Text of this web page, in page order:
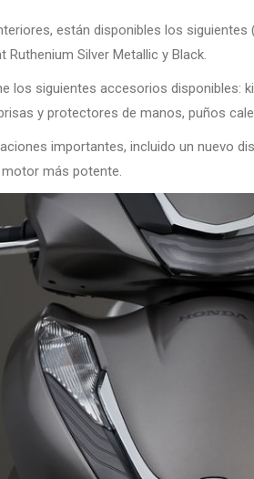
están disponibles los siguientes
Ruthenium Silver Metallic y Black.
los siguientes accesorios disponibles:
y protectores de manos, puños
importantes, incluido un nuevo
más potente.